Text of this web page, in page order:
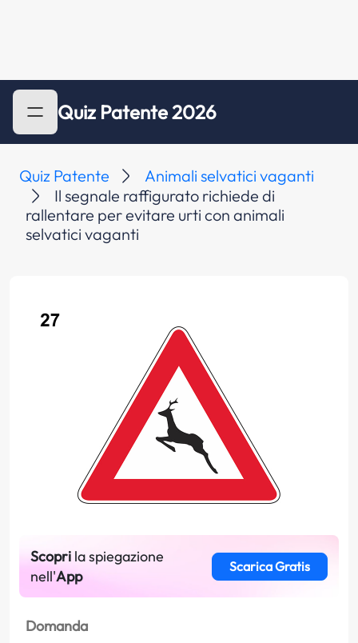
Quiz Patente 2026
Quiz Patente
Animali selvatici vaganti
Il segnale raffigurato richiede di
rallentare per evitare urti con animali
selvatici vaganti
Scopri la spiegazione
nell'App
Scarica Gratis
Domanda